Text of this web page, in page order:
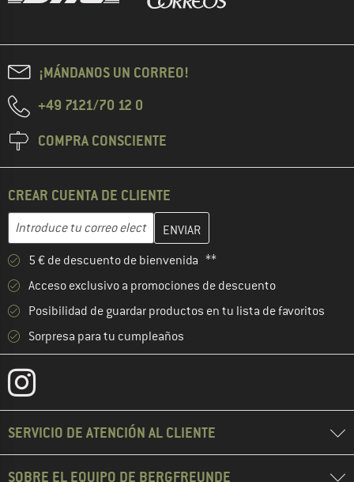
¡MÁNDANOS UN CORREO!
+49 7121/70 12 0
COMPRA CONSCIENTE
CREAR CUENTA DE CLIENTE
Dirección de correo electrónico
Introduce aquí tu dirección de correo electrónico y crea tu
5 € de descuento de bienvenida **
Acceso exclusivo a promociones de descuento
Posibilidad de guardar productos en tu lista de favoritos
Sorpresa para tu cumpleaños
SERVICIO DE ATENCIÓN AL CLIENTE
SOBRE EL EQUIPO DE BERGFREUNDE